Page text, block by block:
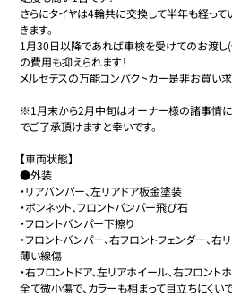
さらにタイヤは4輪共に交換して半年も経っ
きます。
1月30日以降であれば車検を受けてのお渡し
の費用も抑えられます！
メルセデスの万能コンパクトカー是非お買い求
※1月末から2月中旬はオーナー様の諸事情に
でご了承頂けますと幸いです。
【車両状態】
●外装
・リアバンパー、左リアドア板金塗装
・ボンネット、フロントバンパー飛び石
・フロントバンパー下擦り
・フロントバンパー、右フロントフェンダー、右
薄い線傷
・右フロントドア、左リアホイール、右フロント
全て微小傷で、カラーも相まって目立ちにくいで